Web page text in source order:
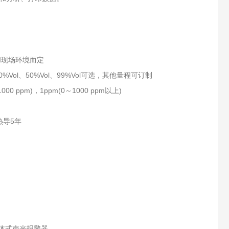
场环境而定
、50%Vol、99%Vol可选，其他量程可订制
ppm)，1ppm(0～1000 ppm以上)
导5年